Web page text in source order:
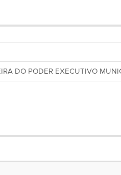
DO PODER EXECUTIVO